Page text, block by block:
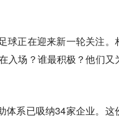
球正在迎来新一轮关注。
入场？谁最积极？他们又
体系已吸纳34家企业。这